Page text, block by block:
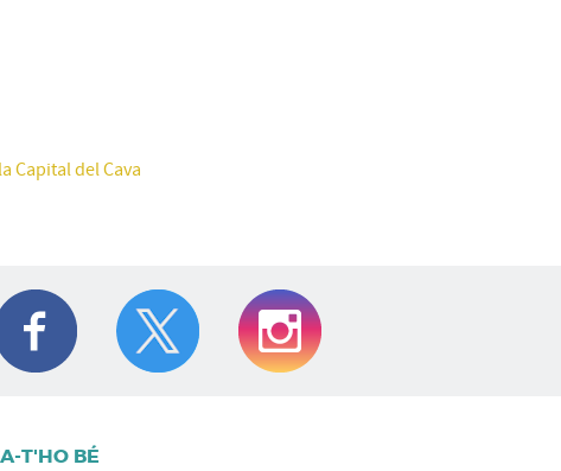
Capital del Cava
T'HO BÉ